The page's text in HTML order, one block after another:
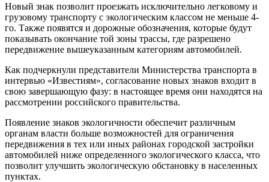
Новый знак позволит проезжать исключительно легковому и
грузовому транспорту с экологическим классом не меньше 4-
го. Также появятся и дорожные обозначения, которые будут
показывать окончание той зоны трассы, где разрешено
передвижение вышеуказанным категориям автомобилей.
Как подчеркнули представители Министерства транспорта в
интервью «Известиям», согласование новых знаков входит в
свою завершающую фазу: в настоящее время они находятся на
рассмотрении российского правительства.
Появление знаков экологичности обеспечит различным
органам власти больше возможностей для ограничения
передвижения в тех или иных районах городской застройки
автомобилей ниже определенного экологического класса, что
позволит улучшить экологическую обстановку в населенных
пунктах.